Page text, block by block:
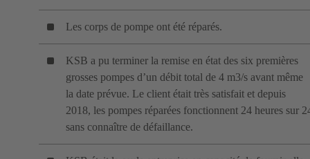
Les corps de pompe ont été réparés.
KSB a pu terminer la remise en état des six premières
grosses pompes d’un débit total de 4 m3/s avant même
la date prévue. Le client était très satisfait et depuis
2018, les pompes réparées fonctionnent 24 heures sur
sans connaître de défaillance.